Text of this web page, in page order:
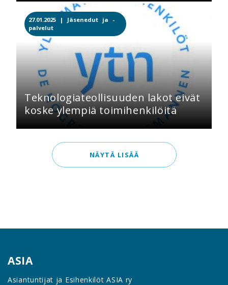
27.01.2025 | Jäsenedut ja -
palvelut
Teknologiateollisuuden lakot eivät
koske ylempiä toimihenkilöitä
NÄYTÄ LISÄÄ
ASIA
Asiantuntijat ja Esihenkilöt ASIA ry